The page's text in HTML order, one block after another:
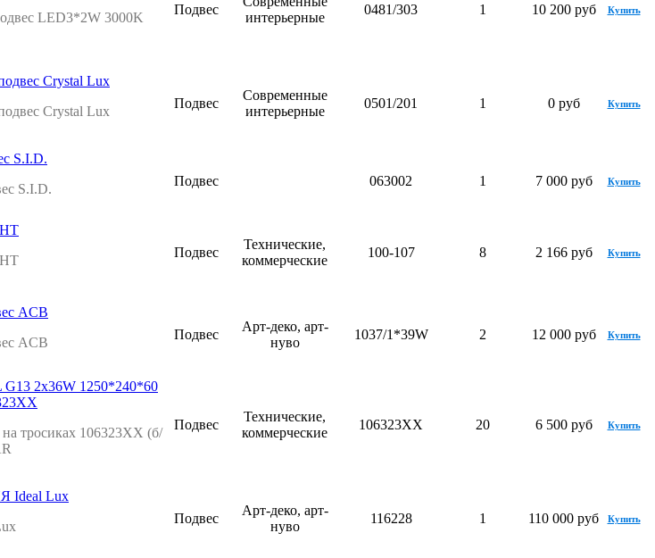
LED3*2W 3000K
Подвес
интерьерные
0481/303 1 10 200 руб Купить
Crystal Lux
Crystal Lux
Подвес
Современные
интерьерные
0501/201 1 0 руб Купить
S.I.D.
S.I.D.
Подвес 063002 1 7 000 руб Купить
Подвес
Технические,
коммерческие
100-107 8 2 166 руб Купить
ACB
ACB
Подвес
Арт-деко, арт-
нуво
1037/1*39W 2 12 000 руб Купить
2х36W 1250*240*60
тросиках 106323ХХ (б/
Подвес
Технические,
коммерческие
106323ХХ 20 6 500 руб Купить
Ideal Lux
Подвес
Арт-деко, арт-
нуво
116228 1 110 000 руб Купить